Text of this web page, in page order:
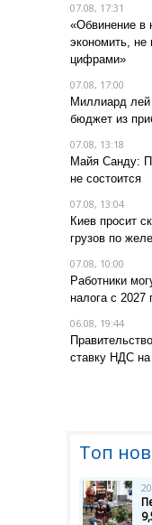
07.08, 17:31
«Обвинение в
экономить, не
цифрами»
07.08, 17:00
Миллиард лей
бюджет из
07.08, 13:18
Майя Санду:
не состоится
07.08, 13:04
Киев просит
грузов по
07.08, 10:00
Работники
налога с 2027
06.08, 19:44
ставку НДС
Топ